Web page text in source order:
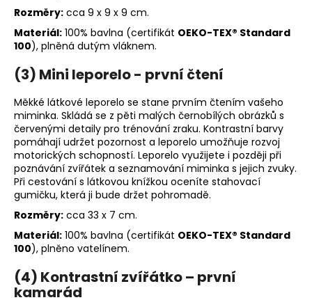
Rozměry: cca 9 x 9 x 9 cm.
Materiál: 100% bavlna (certifikát OEKO-TEX® Standard
100), plněná dutým vláknem.
(3) Mini leporelo - první čtení
Měkké látkové leporelo se stane prvním čtením vašeho
miminka. Skládá se z pěti malých černobílých obrázků s
červenými detaily pro trénování zraku. Kontrastní barvy
pomáhají udržet pozornost a leporelo umožňuje rozvoj
motorických schopností. Leporelo využijete i později při
poznávání zvířátek a seznamování miminka s jejich zvuky.
Při cestování s látkovou knížkou oceníte stahovací
gumičku, která ji bude držet pohromadě.
Rozměry: cca 33 x 7 cm.
Materiál: 100% bavlna (certifikát OEKO-TEX® Standard
100), plněno vatelínem.
(4) Kontrastní zvířátko – první
kamarád